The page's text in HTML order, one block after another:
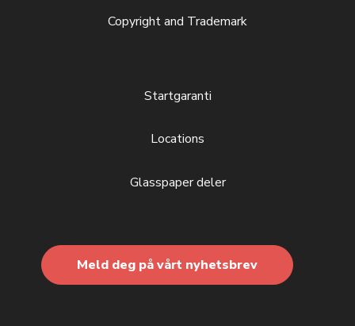
Copyright and Trademark
Startgaranti
Locations
Glasspaper deler
Meld deg på vårt nyhetsbrev